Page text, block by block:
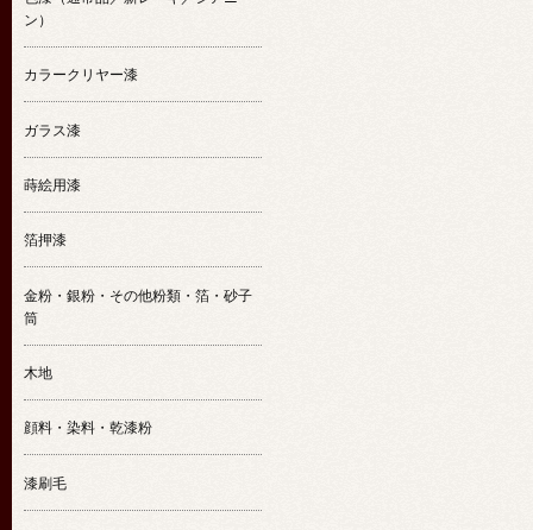
ン）
カラークリヤー漆
ガラス漆
蒔絵用漆
箔押漆
金粉・銀粉・その他粉類・箔・砂子
筒
木地
顔料・染料・乾漆粉
漆刷毛